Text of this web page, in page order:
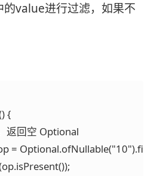
value进行过滤，如果不
{
返回空 Optional
=